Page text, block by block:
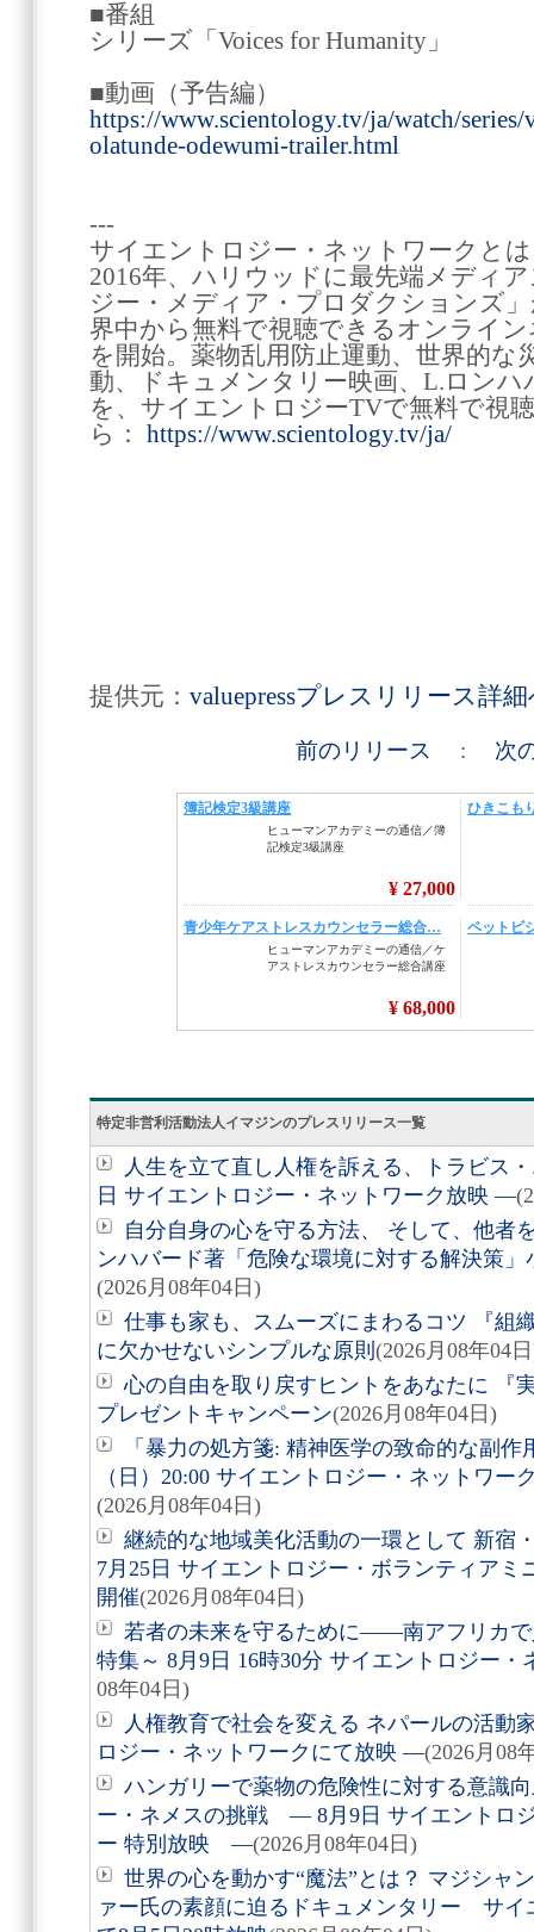
■番組
シリーズ「Voices for Humanity」
■動画（予告編）
https://www.scientology.tv/ja/watch/
olatunde-odewumi-trailer.html
---
サイエントロジー・ネットワークと
2016年、ハリウッドに最先端メディ
ジー・メディア・プロダクションズ
界中から無料で視聴できるオンライ
を開始。薬物乱用防止運動、世界的な
動、ドキュメンタリー映画、L.ロン
を、サイエントロジーTVで無料で視
ら： https://www.scientology.tv/ja/
提供元： valuepressプレスリリース詳
前のリリース : 次
特定非営利活動法人イマジンのプレスリリース一覧
人生を立て直し人権を訴える、トラビス
日 サイエントロジー・ネットワーク放映 ―
自分自身の心を守る方法、 そして、他者
ンハバード著「危険な環境に対する解決策
(2026月08年04日)
仕事も家も、スムーズにまわるコツ 『
に欠かせないシンプルな原則 (2026月08年04
心の自由を取り戻すヒントをあなたに 『
プレゼントキャンペーン(2026月08年04日)
「暴力の処方箋: 精神医学の致命的な副
（日）20:00 サイエントロジー・ネットワー
(2026月08年04日)
継続的な地域美化活動の一環として 新宿
7月25日 サイエントロジー・ボランティアミ
開催(2026月08年04日)
若者の未来を守るために――南アフリカ
特集～ 8月9日 16時30分 サイエントロジー・
08年04日)
人権教育で社会を変える ネパールの活動
ロジー・ネットワークにて放映 ―(2026月08
ハンガリーで薬物の危険性に対する意識
ー・ネメスの挑戦 ― 8月9日 サイエントロ
ー 特別放映 ―(2026月08年04日)
世界の心を動かす“魔法”とは？ マジシャ
ァー氏の素顔に迫るドキュメンタリー サイ